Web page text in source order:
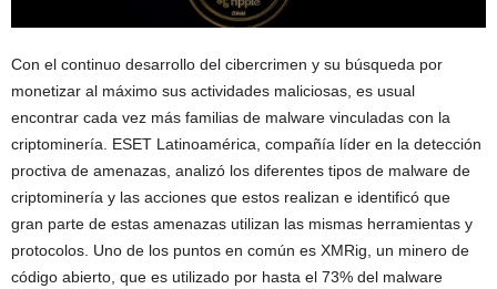
Con el continuo desarrollo del cibercrimen y su búsqueda por
monetizar al máximo sus actividades maliciosas, es usual
encontrar cada vez más familias de malware vinculadas con la
criptominería. ESET Latinoamérica, compañía líder en la detección
proctiva de amenazas, analizó los diferentes tipos de malware de
criptominería y las acciones que estos realizan e identificó que
gran parte de estas amenazas utilizan las mismas herramientas y
protocolos. Uno de los puntos en común es XMRig, un minero de
código abierto, que es utilizado por hasta el 73% del malware